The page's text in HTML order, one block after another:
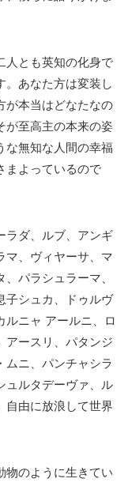
人とも英知の化身で
。あなた方は変装し
が本当はどなたなの
が至高主の本来の姿
な無知な人間の幸福
まよっているので
ラダ、ルブ、アンギ
マ、ヴィヤーサ、マ
パラシュラーマ、
子シュカ、ドゥルヴ
ルニャ アールニ、ロ
アースリ、パタンジ
ムニ、パンチャシラ
ュルタデーヴァ、ル
自由に放浪して世界
物のように生きてい